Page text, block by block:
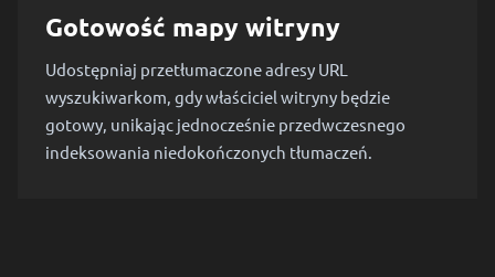
Gotowość mapy witryny
Udostępniaj przetłumaczone adresy URL
wyszukiwarkom, gdy właściciel witryny będzie
gotowy, unikając jednocześnie przedwczesnego
indeksowania niedokończonych tłumaczeń.